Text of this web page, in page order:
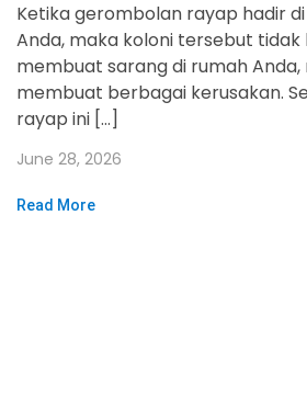
Ketika gerombolan rayap hadir
Anda, maka koloni tersebut tidak
membuat sarang di rumah
membuat berbagai kerusakan.
rayap ini […]
June 28, 2026
Read More